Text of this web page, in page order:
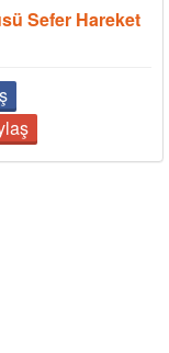
Sefer Hareket